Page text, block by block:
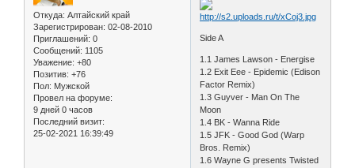
Откуда: Алтайский край
Зарегистрирован: 02-08-2010
Приглашений: 0
Сообщений: 1105
Уважение: +80
Позитив: +76
Пол: Мужской
Провел на форуме:
9 дней 0 часов
Последний визит:
25-02-2021 16:39:49
Side A
1.1 James Lawson - Energise
1.2 Exit Eee - Epidemic (Edison
Factor Remix)
1.3 Guyver - Man On The
Moon
1.4 BK - Wanna Ride
1.5 JFK - Good God (Warp
Bros. Remix)
1.6 Wayne G presents Twisted